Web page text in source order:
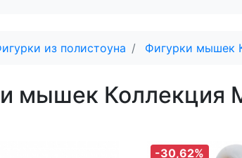
из полистоуна Фигурки мышек
мышек Коллекция
-30,62%